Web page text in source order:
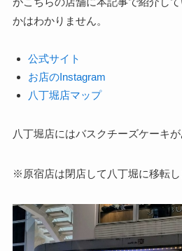
かはわかりません。
公式サイト
お店のInstagram
八丁堀店マップ
八丁堀店にはバスクチーズケーキが
※原宿店は閉店して八丁堀に移転し